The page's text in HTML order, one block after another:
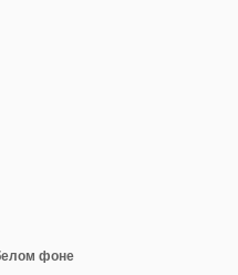
фоне